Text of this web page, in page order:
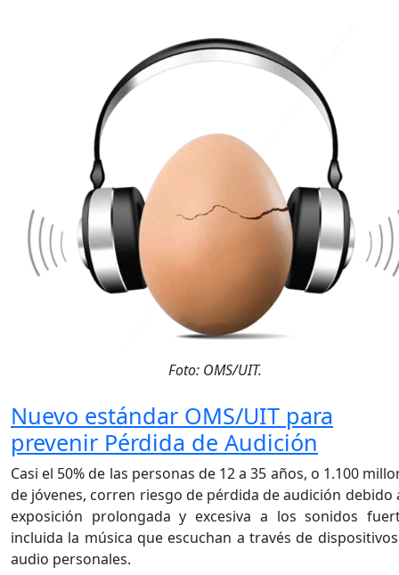
Foto: OMS/UIT.
Nuevo estándar OMS/UIT para
prevenir Pérdida de Audición
Casi el 50% de las personas de 12 a 35 años, o 1.100
de jóvenes, corren riesgo de pérdida de audición debido
exposición prolongada y excesiva a los sonidos
incluida la música que escuchan a través de
audio personales.